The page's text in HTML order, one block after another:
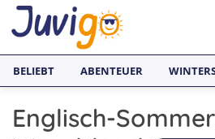
AKTIVITÄTEN
BELIEBT ABENTEUER
Englisch-